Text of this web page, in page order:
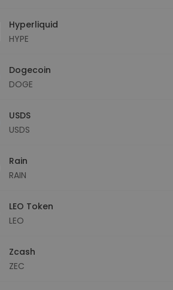
Hyperliquid
HYPE
Dogecoin
DOGE
USDS
USDS
Rain
RAIN
LEO Token
LEO
Zcash
ZEC